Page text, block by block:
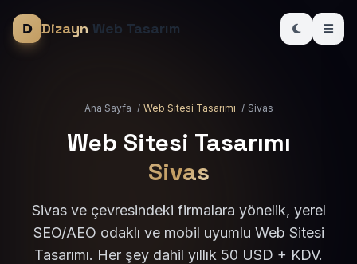
Dizayn Web Tasarım
Ana Sayfa / Web Sitesi Tasarımı / Sivas
Web Sitesi Tasarımı
Sivas
Sivas ve çevresindeki firmalara yönelik, yerel
SEO/AEO odaklı ve mobil uyumlu Web Sitesi
Tasarımı. Her şey dahil yıllık 50 USD + KDV.